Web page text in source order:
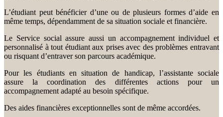
L’étudiant peut bénéficier d’une ou de plusieurs formes d’aide en
même temps, dépendamment de sa situation sociale et financière.
Le Service social assure aussi un accompagnement individuel et
personnalisé à tout étudiant aux prises avec des problèmes entravant
ou risquant d’entraver son parcours académique.
Pour les étudiants en situation de handicap, l’assistante sociale
assure la coordination des différentes actions pour un
accompagnement adapté au besoin spécifique.
Des aides financières exceptionnelles sont de même accordées.